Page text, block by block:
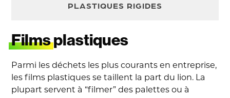
PLASTIQUES RIGIDES
Filmsplastiques
Parmi les déchets les plus courants en entreprise,
les films plastiques se taillent la part du lion. La
plupart servent à “filmer” des palettes ou à